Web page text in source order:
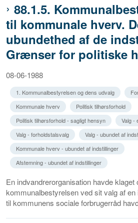
88.1.5.
til kommunale hverv.
ubundethed af de
Grænser for politiske
08-06-1988
1. Kommunalbestyrelsen og dens udvalg
Kommunale hverv
Politisk tilhørsforhold
Politisk tilhørsforhold - sagligt hensyn
Valg -
Valg - forholdstalsvalg
Valg - ubundet af
Kommunale hverv - ubundet af indstillinger
Afstemning - ubundet af indstillinger
En indvandrerorganisation havde klaget
kommunalbestyrelsen ved sit valg af
til kommunens sociale forbrugerråd